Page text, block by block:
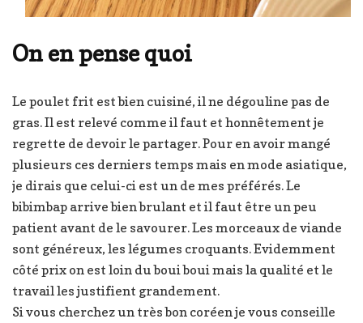
On en pense quoi
Le poulet frit est bien cuisiné, il ne dégouline pas de
gras. Il est relevé comme il faut et honnêtement je
regrette de devoir le partager. Pour en avoir mangé
plusieurs ces derniers temps mais en mode asiatique,
je dirais que celui-ci est un de mes préférés. Le
bibimbap arrive bien brulant et il faut être un peu
patient avant de le savourer. Les morceaux de viande
sont généreux, les légumes croquants. Evidemment
côté prix on est loin du boui boui mais la qualité et le
travail les justifient grandement.
Si vous cherchez un très bon coréen je vous conseille